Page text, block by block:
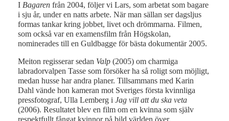
I Bagaren från 2004, följer vi Lars, som arbetat som bagare
i sju år, under en natts arbete. När man sällan ser dagsljus
formas tankar kring jobbet, livet och drömmarna. Filmen,
som också var en examensfilm från Högskolan,
nominerades till en Guldbagge för bästa dokumentär 2005.
Meiton regisserar sedan Valp (2005) om charmiga
labradorvalpen Tasse som försöker ha så roligt som möjligt,
medan husse har andra planer. Tillsammans med Karin
Dahl vände hon kameran mot Sveriges första kvinnliga
pressfotograf, Ulla Lemberg i Jag vill att du ska veta
(2006). Resultatet blev en film om en kvinna som själv